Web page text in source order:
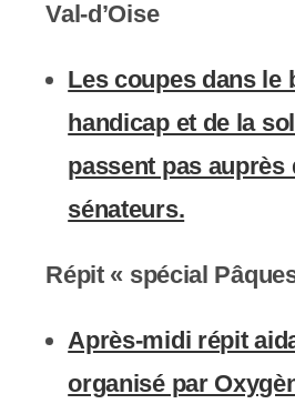
Val-d’Oise
Les coupes dans le
handicap et de la
passent pas auprès
sénateurs.
Répit « spécial
Après-midi répit
organisé par